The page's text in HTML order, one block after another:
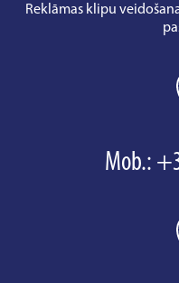
Reklāmas klipu
Mob.: